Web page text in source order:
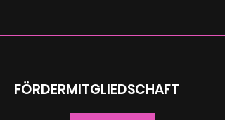
FÖRDERMITGLIEDSCHAFT